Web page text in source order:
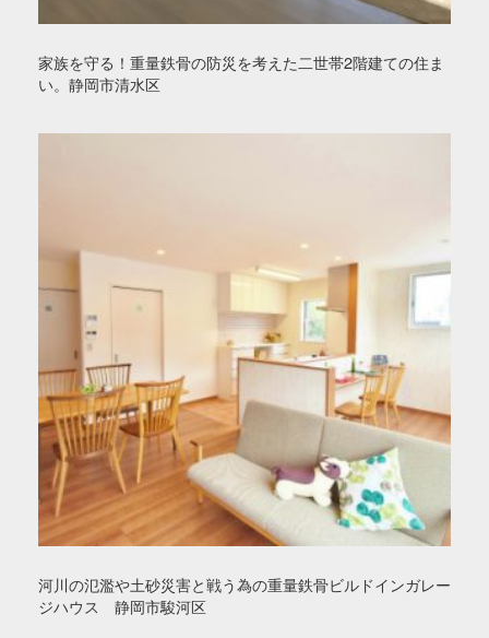
家族を守る！重量鉄骨の防災を考えた二世帯2階建ての住ま
い。静岡市清水区
河川の氾濫や土砂災害と戦う為の重量鉄骨ビルドインガレー
ジハウス 静岡市駿河区